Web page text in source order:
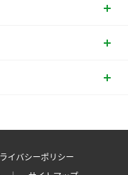
イバシーポリシー